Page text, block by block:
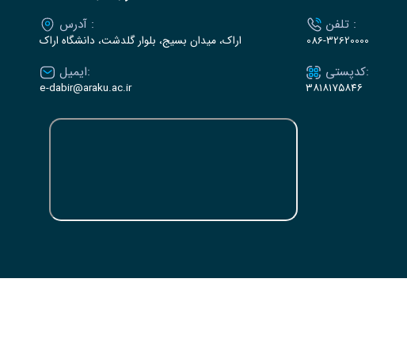
آدرس :
اراک، میدان بسیج، بلوار گلدشت، دانشگاه اراک
تلفن :
086-32620000
ایمیل:
e-dabir@araku.ac.ir
کدپستی:
۳۸۱۸۱۷۵۸۴۶